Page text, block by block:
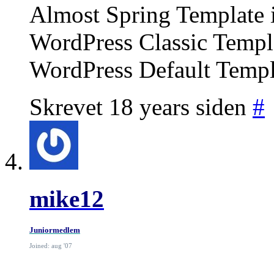
Almost Spring Template
WordPress Classic
WordPress Default
Skrevet 18 years siden #
mike12
Juniormedlem
Joined: aug '07